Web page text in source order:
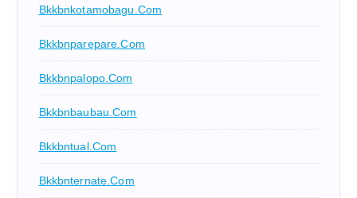
Bkkbnkotamobagu.com
Bkkbnparepare.com
Bkkbnpalopo.com
Bkkbnbaubau.com
Bkkbntual.com
Bkkbnternate.com